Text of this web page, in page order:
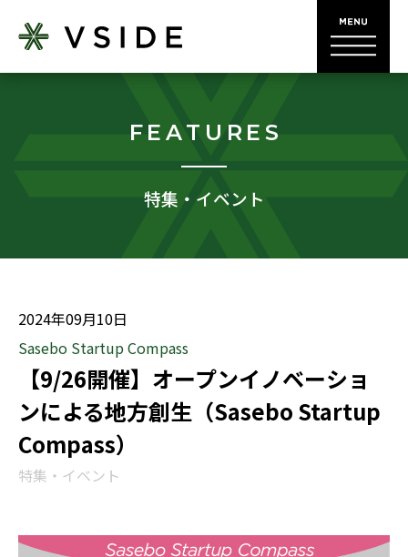
FEATURES
特集・イベント
2024年09月10日
Sasebo Startup Compass
【9/26開催】オープンイノベーショ
ンによる地方創生（Sasebo Startup
Compass）
特集・イベント